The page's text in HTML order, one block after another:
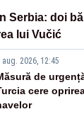
Serbia: doi
lui Vučić
aug. 2026, 12:45
de
cere